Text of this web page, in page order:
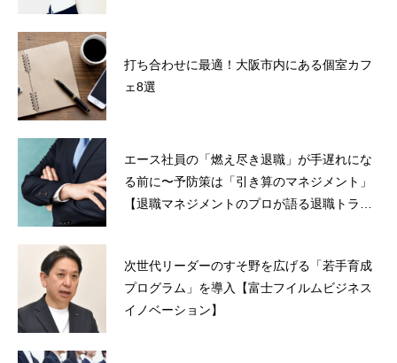
打ち合わせに最適！大阪市内にある個室カフ
ェ8選
エース社員の「燃え尽き退職」が手遅れにな
る前に〜予防策は「引き算のマネジメント」
【退職マネジメントのプロが語る退職トラブ
次世代リーダーのすそ野を広げる「若手育成
プログラム」を導入【富士フイルムビジネス
イノベーション】